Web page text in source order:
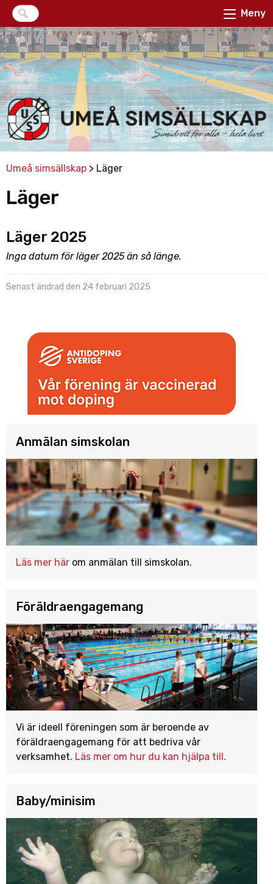
Meny
Umeå simsällskap > Läger
Läger
Läger 2025
Inga datum för läger 2025 än så länge.
Senast ändrad den 24 februari 2025
Anmälan simskolan
Läs mer här om anmälan till simskolan.
Föräldraengagemang
Vi är ideell föreningen som är beroende av
föräldraengagemang för att bedriva vår
verksamhet. Läs mer om hur du kan hjälpa till.
Baby/minisim